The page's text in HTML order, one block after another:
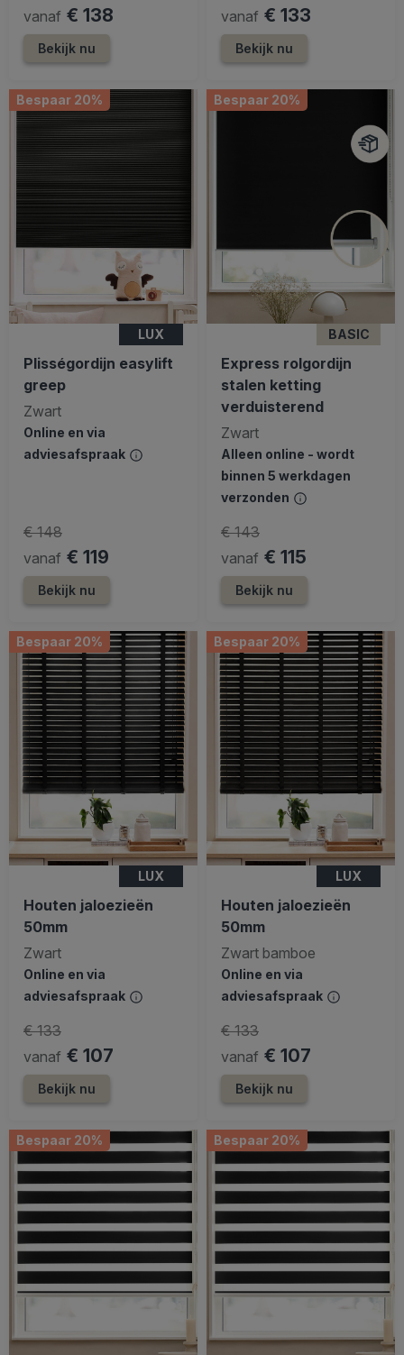
vanaf € 138
Bekijk nu
vanaf € 133
Bekijk nu
Bespaar 20%
LUX
Plisségordijn easylift
greep
Zwart
Online en via
adviesafspraak
vanaf € 119
€ 148
Bekijk nu
Bespaar 20%
BASIC
Express rolgordijn
stalen ketting
verduisterend
Zwart
Alleen online - wordt
binnen 5 werkdagen
verzonden
vanaf € 115
€ 143
Bekijk nu
Bespaar 20%
LUX
Houten jaloezieën
50mm
Zwart
Online en via
adviesafspraak
vanaf € 107
€ 133
Bekijk nu
Bespaar 20%
LUX
Houten jaloezieën
50mm
Zwart bamboe
Online en via
adviesafspraak
vanaf € 107
€ 133
Bekijk nu
Bespaar 20% Bespaar 20%